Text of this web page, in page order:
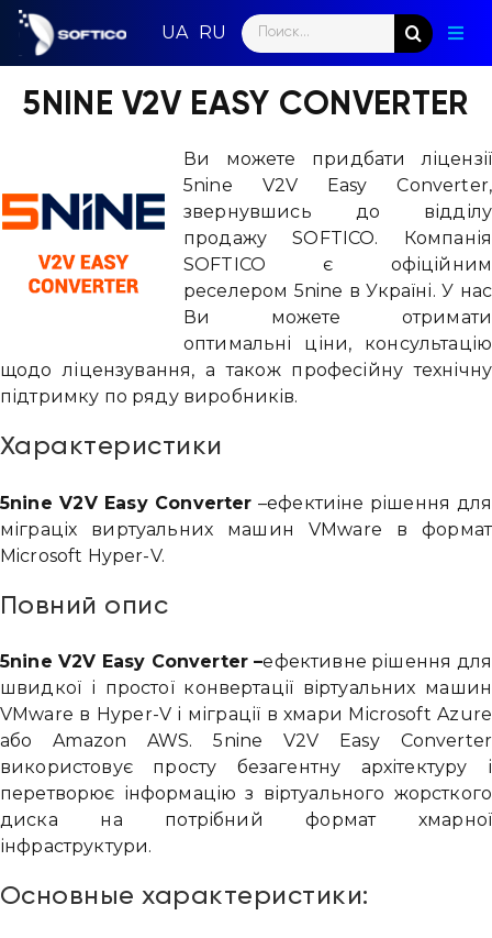
Skip
content
Search
for:
5NINE V2V EASY CONVERTER
Ви можете придбати ліцензії
5nine V2V Easy Converter,
звернувшись до відділу
продажу SOFTICO. Компанія
SOFTICO є офіційним
реселером 5nine в Україні. У нас
Ви можете отримати
оптимальні ціни, консультацію
щодо ліцензування, а також професійну технічну
підтримку по ряду виробників.
Характеристики
5nine V2V Easy Converter –ефектиіне рішення для
міграціх виртуальних машин VMware в формат
Microsoft Hyper-V.
Повний опис
5nine V2V Easy Converter –ефективне рішення для
швидкої і простої конвертації віртуальних машин
VMware в Hyper-V і міграції в хмари Microsoft Azure
або Amazon AWS. 5nine V2V Easy Converter
використовує просту безагентну архітектуру і
перетворює інформацію з віртуального жорсткого
диска на потрібний формат хмарної
інфраструктури.
Основные характеристики: